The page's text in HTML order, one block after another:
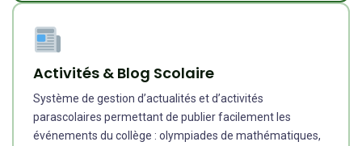
Activités & Blog Scolaire
Système de gestion d’actualités et d’activités
parascolaires permettant de publier facilement les
événements du collège : olympiades de mathématiques,